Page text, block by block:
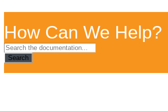
How Can We Help?
Search